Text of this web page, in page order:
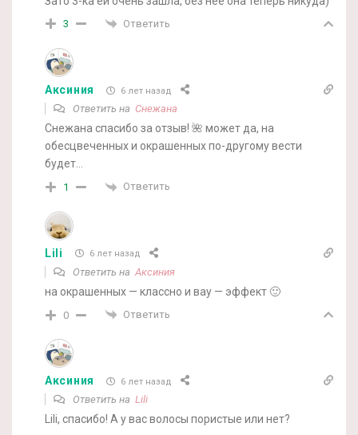
3 Ответить
Аксиния 6 лет назад
Ответить на Снежана
Снежана спасибо за отзыв! 🌺 может да, на
обесцвеченных и окрашенных по-другому вести
будет…
1 Ответить
Lili 6 лет назад
Ответить на Аксиния
на окрашенных — классно и вау — эффект 🙂
0 Ответить
Аксиния 6 лет назад
Ответить на Lili
Lili, спасибо! А у вас волосы пористые или нет?